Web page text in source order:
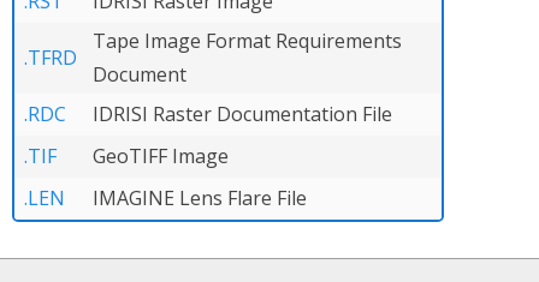
.TFRD
Tape Image Format Requirements
Document
.RDC
IDRISI Raster Documentation File
.TIF
GeoTIFF Image
.LEN
IMAGINE Lens Flare File